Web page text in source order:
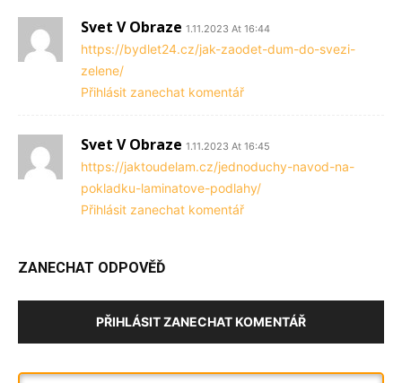
Svet V Obraze 1.11.2023 At 16:44
https://bydlet24.cz/jak-zaodet-dum-do-svezi-
zelene/
Přihlásit zanechat komentář
Svet V Obraze 1.11.2023 At 16:45
https://jaktoudelam.cz/jednoduchy-navod-na-
pokladku-laminatove-podlahy/
Přihlásit zanechat komentář
ZANECHAT ODPOVĚĎ
PŘIHLÁSIT ZANECHAT KOMENTÁŘ